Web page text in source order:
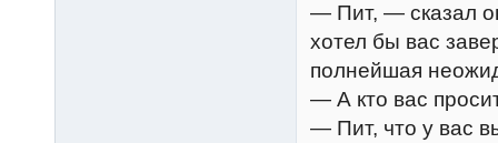
— Пит, — сказал
хотел бы вас
полнейшая
— А кто вас
— Пит, что у вас